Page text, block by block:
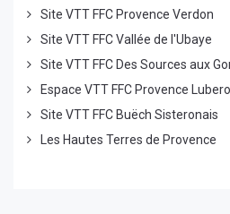
Site VTT FFC Provence Verdon
Site VTT FFC Vallée de l'Ubaye
Site VTT FFC Des Sources aux
Espace VTT FFC Provence
Site VTT FFC Buëch Sisteronais
Les Hautes Terres de Provence